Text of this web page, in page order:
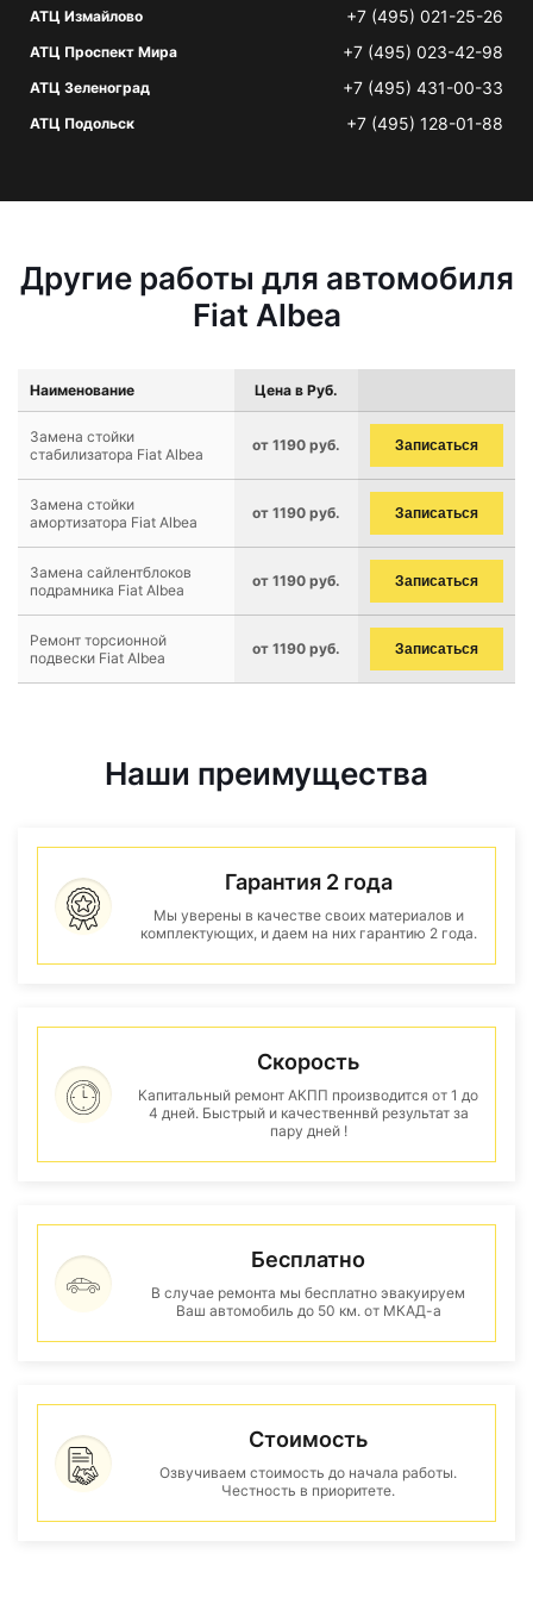
АТЦ Измайлово +7 (495) 021-25-26
АТЦ Проспект Мира +7 (495) 023-42-98
АТЦ Зеленоград +7 (495) 431-00-33
АТЦ Подольск +7 (495) 128-01-88
Другие работы для автомобиля
Fiat Albea
Наименование Цена в Руб.
Замена стойки
стабилизатора Fiat Albea
от 1190 руб. Записаться
Замена стойки
амортизатора Fiat Albea
от 1190 руб. Записаться
Замена сайлентблоков
подрамника Fiat Albea
от 1190 руб. Записаться
Ремонт торсионной
подвески Fiat Albea
от 1190 руб. Записаться
Наши преимущества
Гарантия 2 года
Мы уверены в качестве своих материалов и
комплектующих, и даем на них гарантию 2 года.
Скорость
Капитальный ремонт АКПП производится от 1 до
4 дней. Быстрый и качественнвй результат за
пару дней !
Бесплатно
В случае ремонта мы бесплатно эвакуируем
Ваш автомобиль до 50 км. от МКАД-а
Стоимость
Озвучиваем стоимость до начала работы.
Честность в приоритете.